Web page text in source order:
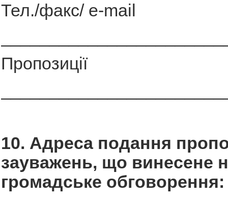
Тел./факс/ e-mail
Пропозиції
10. Адреса подання
зауважень, що винесене
громадське обговорення: